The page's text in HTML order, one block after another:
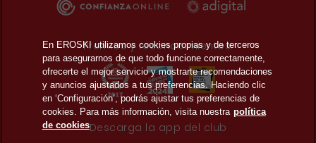
Premios y reconocimientos:
Descarga la app del club
En EROSKI utilizamos cookies propias y de terceros
para asegurarnos de que todo funcione correctamente,
ofrecerte el mejor servicio y mostrarte recomendaciones
y anuncios ajustados a tus preferencias. Haciendo clic
en ‘Configuración’, podrás ajustar tus preferencias de
cookies. Para más información, visita nuestra política
de cookies